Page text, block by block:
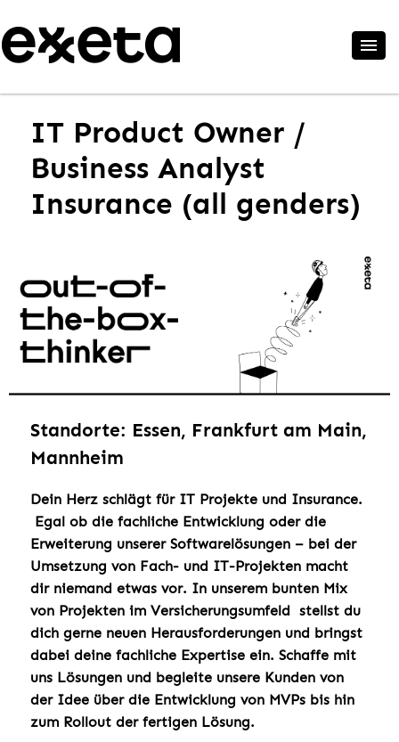
IT Product Owner /
Business Analyst
Insurance (all genders)
Standorte: Essen, Frankfurt am Main,
Mannheim
Dein Herz schlägt für IT Projekte und Insurance.
Egal ob die fachliche Entwicklung oder die
Erweiterung unserer Softwarelösungen – bei der
Umsetzung von Fach- und IT-Projekten macht
dir niemand etwas vor. In unserem bunten Mix
von Projekten im Versicherungsumfeld stellst du
dich gerne neuen Herausforderungen und bringst
dabei deine fachliche Expertise ein. Schaffe mit
uns Lösungen und begleite unsere Kunden von
der Idee über die Entwicklung von MVPs bis hin
zum Rollout der fertigen Lösung.